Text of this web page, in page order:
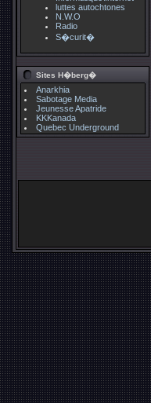
luttes autochtones
N.W.O
Radio
S�curit�
Sites H�berg�
Anarkhia
Sabotage Media
Jeunesse Apatride
KKKanada
Quebec Underground